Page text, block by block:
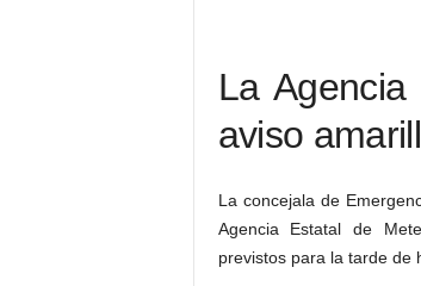
La
aviso
La concejala de
Agencia Estatal de
previstos para la tarde de